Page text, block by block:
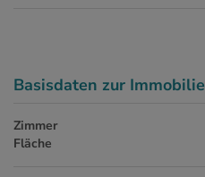
Basisdaten zur Immobilie
Zimmer
Fläche